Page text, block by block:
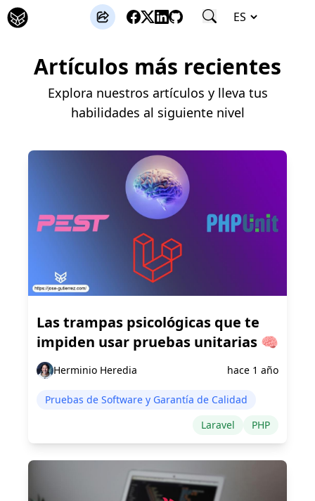
José Gutierrez
Artículos más recientes
Explora nuestros artículos y lleva tus
habilidades al siguiente nivel
Las trampas psicológicas que te
impiden usar pruebas unitarias 🧠
Herminio Heredia hace 1 año
Pruebas de Software y Garantía de Calidad
Laravel
PHP